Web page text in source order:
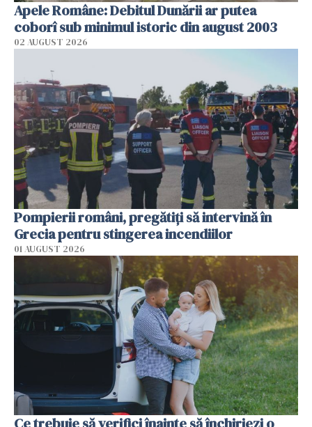
Apele Române: Debitul Dunării ar putea
coborî sub minimul istoric din august 2003
02 AUGUST 2026
Pompierii români, pregătiţi să intervină în
Grecia pentru stingerea incendiilor
01 AUGUST 2026